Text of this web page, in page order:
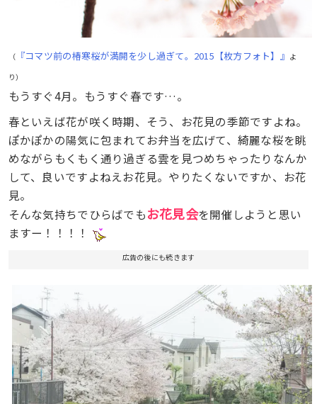
（『コマツ前の椿寒桜が満開を少し過ぎて。2015【枚方フォト】』 よ
り）
もうすぐ4月。もうすぐ春です…。
春といえば花が咲く時期、そう、お花見の季節ですよね。
ぽかぽかの陽気に包まれてお弁当を広げて、綺麗な桜を眺
めながらもくもく通り過ぎる雲を見つめちゃったりなんか
して、良いですよねえお花見。やりたくないですか、お花
見。
そんな気持ちでひらばでもお花見会を開催しようと思い
ますー！！！！
広告の後にも続きます